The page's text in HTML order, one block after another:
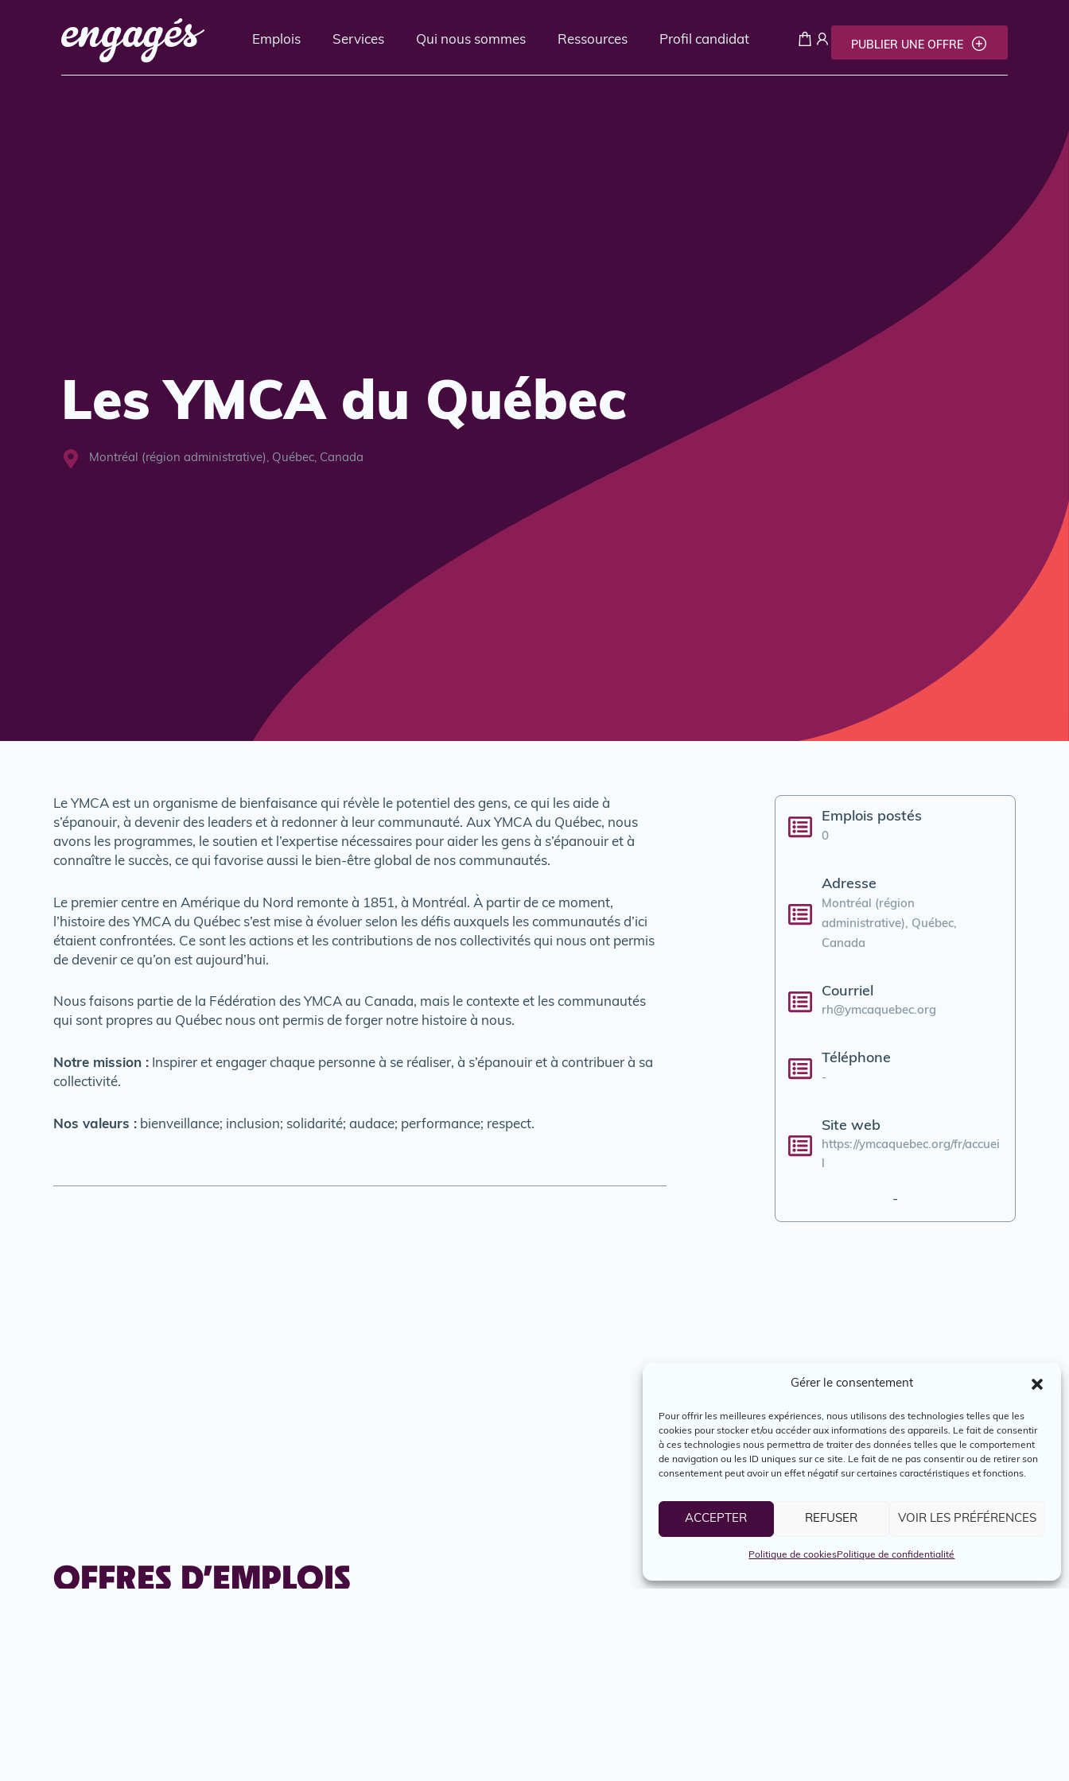
Gérer le consentement
Pour offrir les meilleures expériences, nous utilisons des technologies telles que les
cookies pour stocker et/ou accéder aux informations des appareils. Le fait de consentir
à ces technologies nous permettra de traiter des données telles que le comportement
de navigation ou les ID uniques sur ce site. Le fait de ne pas consentir ou de retirer son
consentement peut avoir un effet négatif sur certaines caractéristiques et fonctions.
ACCEPTER REFUSER VOIR LES PRÉFÉRENCES
Politique de cookiesPolitique de confidentialité
Emplois Services Qui nous sommes Ressources Profil candidat PUBLIER UNE OFFRE
Les YMCA du Québec
Montréal (région administrative), Québec, Canada
Le YMCA est un organisme de bienfaisance qui révèle le potentiel des gens, ce qui les aide à
s’épanouir, à devenir des leaders et à redonner à leur communauté. Aux YMCA du Québec, nous
avons les programmes, le soutien et l’expertise nécessaires pour aider les gens à s’épanouir et à
connaître le succès, ce qui favorise aussi le bien-être global de nos communautés.
Le premier centre en Amérique du Nord remonte à 1851, à Montréal. À partir de ce moment,
l’histoire des YMCA du Québec s’est mise à évoluer selon les défis auxquels les communautés d’ici
étaient confrontées. Ce sont les actions et les contributions de nos collectivités qui nous ont permis
de devenir ce qu’on est aujourd’hui.
Nous faisons partie de la Fédération des YMCA au Canada, mais le contexte et les communautés
qui sont propres au Québec nous ont permis de forger notre histoire à nous.
Notre mission : Inspirer et engager chaque personne à se réaliser, à s’épanouir et à contribuer à sa
collectivité.
Nos valeurs : bienveillance; inclusion; solidarité; audace; performance; respect.
OFFRES D’EMPLOIS
Emplois postés
0
Adresse
Montréal (région
administrative), Québec,
Canada
Courriel
rh@ymcaquebec.org
Téléphone
-
Site web
https://ymcaquebec.org/fr/accuei
-